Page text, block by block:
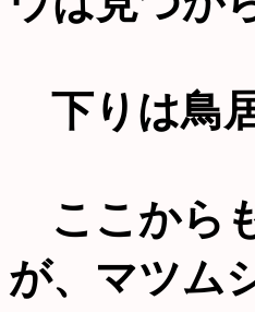
下りは鳥
ここから
が、マツム